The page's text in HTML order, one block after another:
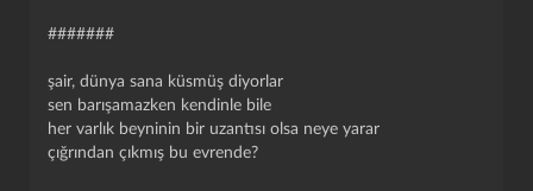
#######
şair, dünya sana küsmüş diyorlar
sen barışamazken kendinle bile
her varlık beyninin bir uzantısı olsa neye yarar
çığrından çıkmış bu evrende?